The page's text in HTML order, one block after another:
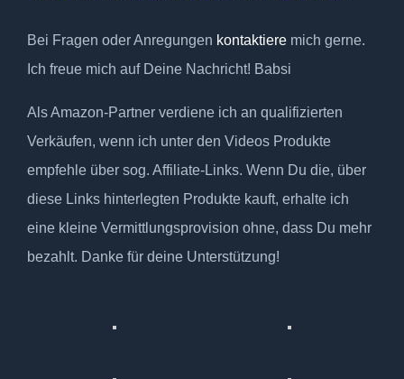
Bei Fragen oder Anregungen kontaktiere mich gerne.
Ich freue mich auf Deine Nachricht! Babsi
Als Amazon-Partner verdiene ich an qualifizierten
Verkäufen, wenn ich unter den Videos Produkte
empfehle über sog. Affiliate-Links. Wenn Du die, über
diese Links hinterlegten Produkte kauft, erhalte ich
eine kleine Vermittlungsprovision ohne, dass Du mehr
bezahlt. Danke für deine Unterstützung!